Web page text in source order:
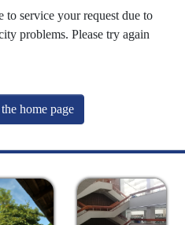
to service your request due to
problems. Please try again
home page